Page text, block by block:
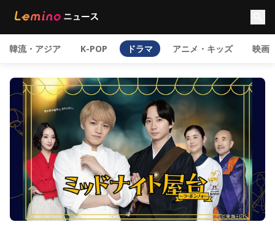
韓流・アジア K-POP ドラマ アニメ・キッズ 映画